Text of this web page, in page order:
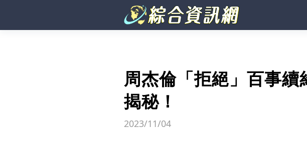
周杰倫「拒絕」百事續
揭秘！
2023/11/04